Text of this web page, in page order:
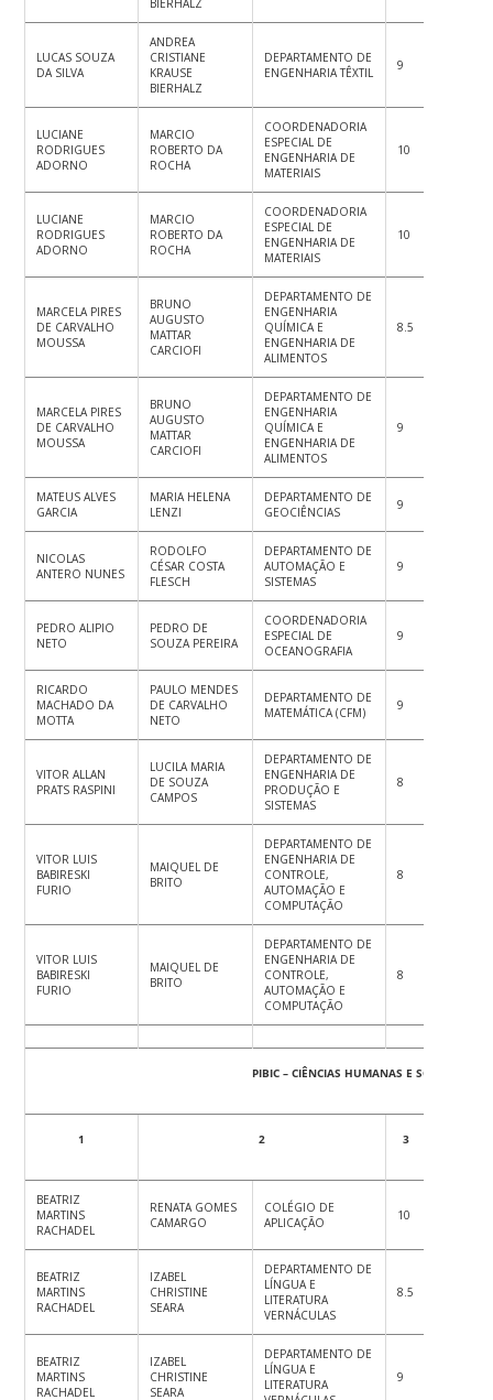
LUCAS SOUZA
DA SILVA
ANDREA
CRISTIANE
KRAUSE
BIERHALZ
DEPARTAMENTO DE
ENGENHARIA TÊXTIL
9
LUCIANE
RODRIGUES
ADORNO
MARCIO
ROBERTO DA
ROCHA
COORDENADORIA
ESPECIAL DE
ENGENHARIA DE
MATERIAIS
10
LUCIANE
RODRIGUES
ADORNO
MARCIO
ROBERTO DA
ROCHA
COORDENADORIA
ESPECIAL DE
ENGENHARIA DE
MATERIAIS
10
MARCELA PIRES
DE CARVALHO
MOUSSA
BRUNO
AUGUSTO
MATTAR
CARCIOFI
DEPARTAMENTO DE
ENGENHARIA
QUÍMICA E
ENGENHARIA DE
ALIMENTOS
8.5
MARCELA PIRES
DE CARVALHO
MOUSSA
BRUNO
AUGUSTO
MATTAR
CARCIOFI
DEPARTAMENTO DE
ENGENHARIA
QUÍMICA E
ENGENHARIA DE
ALIMENTOS
9
MATEUS ALVES
GARCIA
MARIA HELENA
LENZI
DEPARTAMENTO DE
GEOCIÊNCIAS
9
NICOLAS
ANTERO NUNES
RODOLFO
CÉSAR COSTA
FLESCH
DEPARTAMENTO DE
AUTOMAÇÃO E
SISTEMAS
9
PEDRO ALIPIO
NETO
PEDRO DE
SOUZA PEREIRA
COORDENADORIA
ESPECIAL DE
OCEANOGRAFIA
9
RICARDO
MACHADO DA
MOTTA
PAULO MENDES
DE CARVALHO
NETO
DEPARTAMENTO DE
MATEMÁTICA (CFM)
9
VITOR ALLAN
PRATS RASPINI
LUCILA MARIA
DE SOUZA
CAMPOS
DEPARTAMENTO DE
ENGENHARIA DE
PRODUÇÃO E
SISTEMAS
8
VITOR LUIS
BABIRESKI
FURIO
MAIQUEL DE
BRITO
DEPARTAMENTO DE
ENGENHARIA DE
CONTROLE,
AUTOMAÇÃO E
COMPUTAÇÃO
8
VITOR LUIS
BABIRESKI
FURIO
MAIQUEL DE
BRITO
DEPARTAMENTO DE
ENGENHARIA DE
CONTROLE,
AUTOMAÇÃO E
COMPUTAÇÃO
8
PIBIC – CIÊNCIAS HUMANAS E SOCIAIS,
1 2 3
BEATRIZ
MARTINS
RACHADEL
RENATA GOMES
CAMARGO
COLÉGIO DE
APLICAÇÃO
10
BEATRIZ
MARTINS
RACHADEL
IZABEL
CHRISTINE
SEARA
DEPARTAMENTO DE
LÍNGUA E
LITERATURA
VERNÁCULAS
8.5
BEATRIZ
MARTINS
RACHADEL
IZABEL
CHRISTINE
SEARA
DEPARTAMENTO DE
LÍNGUA E
LITERATURA
9